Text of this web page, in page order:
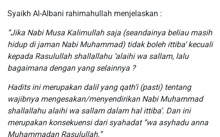
Syaikh Al-Albani rahimahullah menjelaskan :
“Jika Nabi Musa Kalimullah saja (seandainya beliau masih
hidup di jaman Nabi Muhammad) tidak boleh ittiba’ kecuali
kepada Rasulullah shallallahu ‘alaihi wa sallam, lalu
bagaimana dengan yang selainnya ?
Hadits ini merupakan dalil yang qath‘i (pasti) tentang
wajibnya mengesakan/menyendirikan Nabi Muhammad
shallallahu alaihi wa sallam dalam hal ittiba’. Dan ini
merupakan konsekuensi dari syahadat “wa asyhadu anna
Muhammadan Rasulullah.”